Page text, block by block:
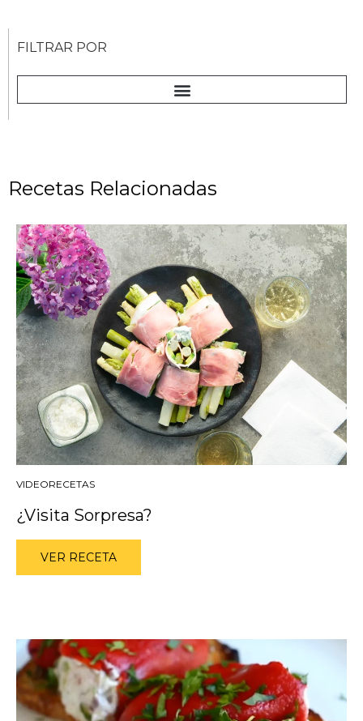
FILTRAR POR
Recetas Relacionadas
VIDEORECETAS
¿Visita Sorpresa?
VER RECETA